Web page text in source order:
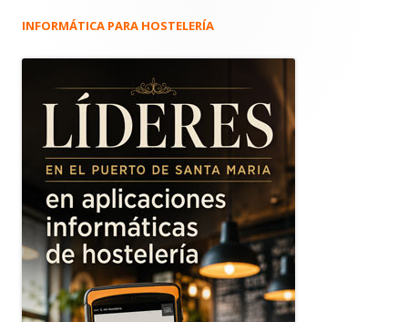
Barra
principal
INFORMÁTICA PARA HOSTELERÍA